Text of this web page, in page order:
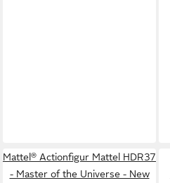
Mattel® Actionfigur Mattel HDR37
- Master of the Universe - New